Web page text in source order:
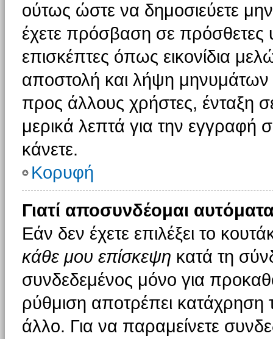
ούτως ώστε να δημοσιεύετε
έχετε πρόσβαση σε πρόσθετες
επισκέπτες όπως εικονίδια
αποστολή και λήψη μηνυμάτων
προς άλλους χρήστες, ένταξη
μερικά λεπτά για την
κάνετε.
Κορυφή
Γιατί αποσυνδέομαι
Εάν δεν έχετε επιλέξει το
κάθε μου επίσκεψη κατά τη
συνδεδεμένος μόνο για
ρύθμιση αποτρέπει
άλλο. Για να παραμείνετε